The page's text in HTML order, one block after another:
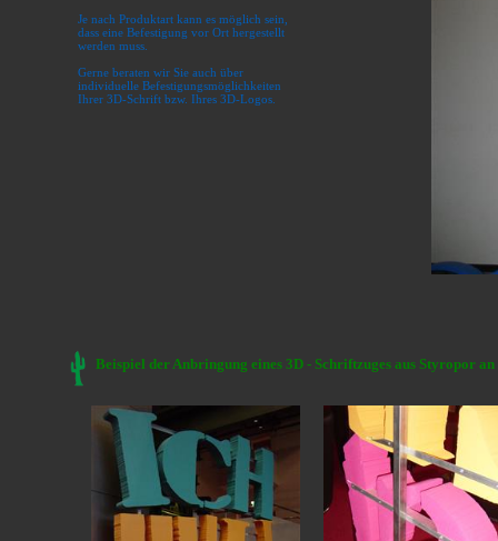
Je nach Produktart kann es möglich sein,
dass eine Befestigung vor Ort hergestellt
werden muss.
Gerne beraten wir Sie auch über
individuelle Befestigungsmöglichkeiten
Ihrer 3D-Schrift bzw. Ihres 3D-Logos.
Beispiel der Anbringung eines 3D - Schriftzuges aus Styropor